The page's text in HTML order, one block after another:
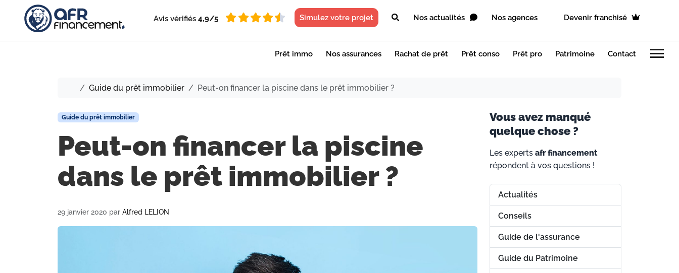
Avis vérifiés 4,9/5 Simulez votre projet Nos actualités Nos agences Devenir franchisé
Prêt immo Nos assurances Rachat de prêt Prêt conso Prêt pro Patrimoine Contact menu
Accueil
Guide du prêt immobilier Peut-on financer la piscine dans le prêt immobilier ?
Guide du prêt immobilier
Peut-on financer la piscine
dans le prêt immobilier ?
29 janvier 2020 par Alfred LELION
Vous avez manqué
quelque chose ?
Les experts afr financement
répondent à vos questions !
Actualités
Conseils
Guide de l'assurance
Guide du Patrimoine